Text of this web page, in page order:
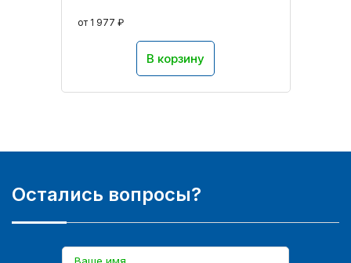
от 1 977 ₽
В корзину
Остались вопросы?